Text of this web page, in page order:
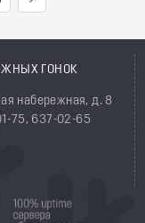
ГОНОК
набережная, д. 8
75, 637-02-65